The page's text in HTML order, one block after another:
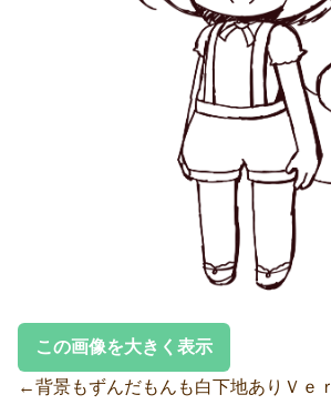
この画像を大きく表示
←背景もずんだもんも白下地ありＶｅｒ